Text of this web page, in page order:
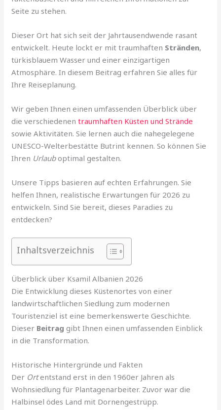
Seite zu stehen.
Dieser Ort hat sich seit der Jahrtausendwende rasant
entwickelt. Heute lockt er mit traumhaften Stränden,
türkisblauem Wasser und einer einzigartigen
Atmosphäre. In diesem Beitrag erfahren Sie alles für
Ihre Reiseplanung.
Wir geben Ihnen einen umfassenden Überblick über
die verschiedenentraumhaften Küsten und Strände
sowie Aktivitäten. Sie lernen auch die nahegelegene
UNESCO-Welterbestätte Butrint kennen. So können Sie
Ihren Urlauboptimal gestalten.
Unsere Tipps basieren auf echten Erfahrungen. Sie
helfen Ihnen, realistische Erwartungen für 2026 zu
entwickeln. Sind Sie bereit, dieses Paradies zu
entdecken?
Inhaltsverzeichnis
Überblick über Ksamil Albanien 2026
Die Entwicklung dieses Küstenortes von einer
landwirtschaftlichen Siedlung zum modernen
Touristenziel ist eine bemerkenswerte Geschichte.
Dieser Beitrag gibt Ihnen einen umfassenden Einblick
in die Transformation.
Historische Hintergründe und Fakten
Der Ortentstand erst in den 1960er Jahren als
Wohnsiedlung für Plantagenarbeiter. Zuvor war die
Halbinsel ödes Land mit Dornengestrüpp.